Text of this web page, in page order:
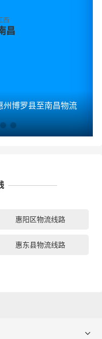
西
昌
州博罗县至南昌物流
惠阳区物流线路
惠东县物流线路